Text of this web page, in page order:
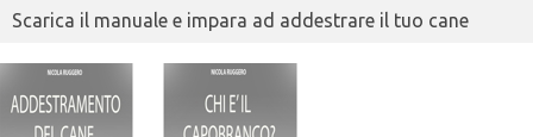
Scarica il manuale e impara ad addestrare il tuo cane